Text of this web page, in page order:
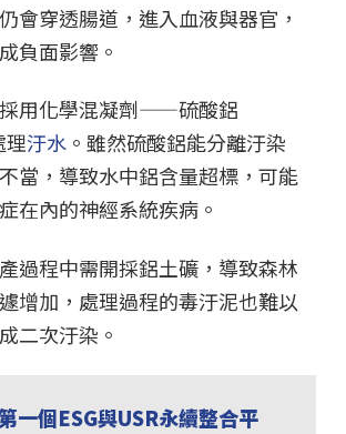
會穿透腸道，進入血液與器官，
負面影響。
用化學混凝劑——硫酸鋁
理汙水。雖然硫酸鋁能分離汙染
當，導致水中鋁含量超標，可能
在內的神經系統疾病。
過程中需開採鋁土礦，導致森林
增加，處理過程的毒汙泥也難以
二次汙染。
一個ESG與USR永續整合平